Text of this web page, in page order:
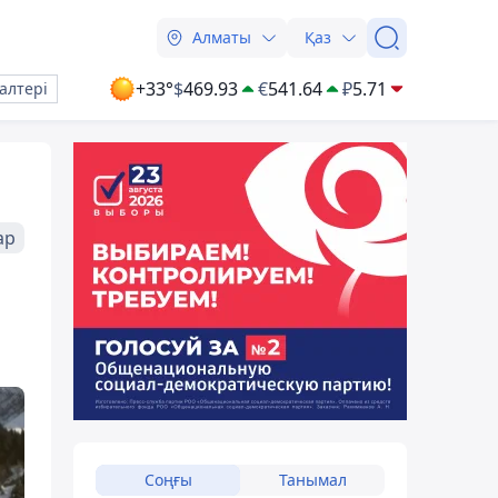
Алматы Қаз
+33°$469.93 €541.64 ₽5.71
Соңғы Танымал